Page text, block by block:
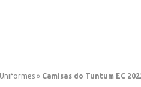
Uniformes » Camisas do Tuntum EC